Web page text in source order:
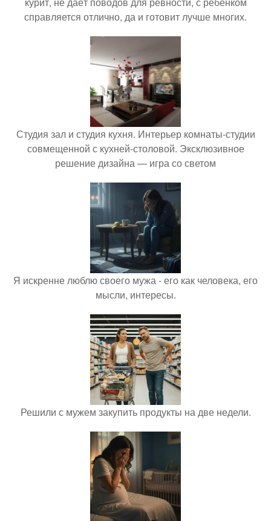
справляется отлично, да и готовит лучше многих.
Студия зал и студия кухня. Интерьер комнаты-студии
совмещенной с кухней-столовой. Эксклюзивное
решение дизайна — игра со светом
Я искренне люблю своего мужа - его как человека, его
мысли, интересы.
Решили с мужем закупить продукты на две недели.